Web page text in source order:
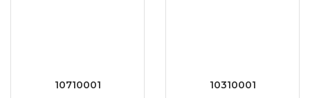
10710001 10310001